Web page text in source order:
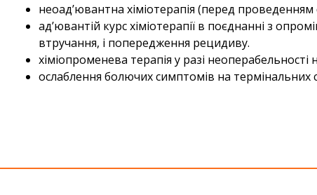
неоад’ювантна хіміотерапія (перед
ад’ювантій курс хіміотерапії в поєднанні з
втручання, і попередження рецидиву.
хіміопроменева терапія у разі неоперабельності
ослаблення болючих симптомів на термінальних